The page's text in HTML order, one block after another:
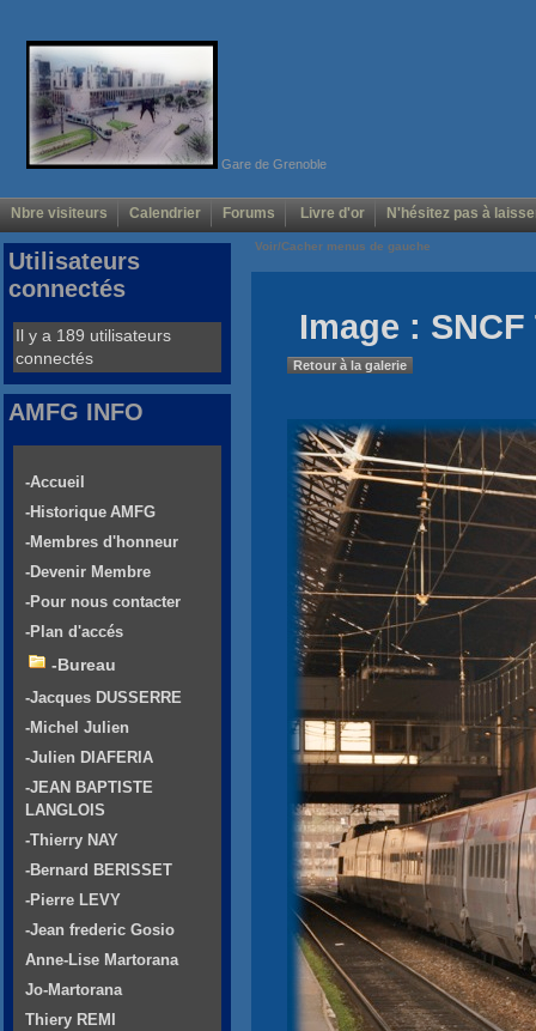
Gare de Grenoble
Nbre visiteurs Calendrier Forums Livre d'or N'hésitez pas à
Voir/Cacher menus de gauche
Image :
Retour à la galerie
Utilisateurs
connectés
Il y a 189 utilisateurs
connectés
AMFG INFO
-Accueil
-Historique AMFG
-Membres d'honneur
-Devenir Membre
-Pour nous contacter
-Plan d'accés
-Bureau
-Jacques DUSSERRE
-Michel Julien
-Julien DIAFERIA
-JEAN BAPTISTE
LANGLOIS
-Thierry NAY
-Bernard BERISSET
-Pierre LEVY
-Jean frederic Gosio
Anne-Lise Martorana
Jo-Martorana
Thiery REMI